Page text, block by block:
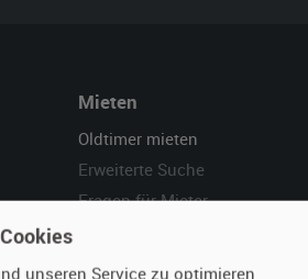
Mieten
Oldtimer mieten
Erweiterte Suche
Fragen für Mieter
unseren Service zu optimieren